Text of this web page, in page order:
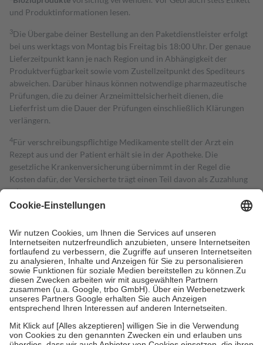
und Produktinformationen lesen.
3Die Übergabe deiner Bestellung an den Paketdienstleister erfolgt
bei uns werktags von Montag bis Freitag bis 18:00 Uhr. Der genaue
Lieferzeitpunkt kann je nach Region und in Abhängigkeit der
Produktverfügbarkeit sowie vom Zustellzeitpunkt des Spediteurs
abweichen. Darüber hinaus können notwendige pharmazeutische
Prüfungen, die zu deiner Arzneimittelsicherheit dienen, die
Lieferfrist um die Dauer der Prüfungen einschließlich Klärungen
verlängern.
4Für verschreibungspflichtige Medikamente stellt der Arzt ein
Rezept aus und der Patient erhält sie in der Apotheke. Die
gesetzliche Krankenversicherung übernimmt in der Regel die
Kosten dafür, der Versicherte trägt einen Teil davon als Zuzahlung
mit.
Grundsätzlich leisten Mitglieder Zuzahlungen in Höhe von zehn
höchstens zehn Euro.
Es sind jedoch nie mehr als die tatsächlichen
Kosten der Leistung zu entrichten.
Diese Regeln gelten grundsätzlich auch für Online-Apotheken.
Bei Heilmitteln und häuslicher Krankenpflege beträgt die
Zuzahlung zehn Prozent der Kosten sowie zehn Euro je
Verordnung.
Um das Engagement der Versicherten für ihre eigene Gesundheit zu
stärken und die besondere Stellung der Familie zu unterstützen,
fallenkeine Zuzahlungenan bei:
• Kindern und Jugendlichen bis zum vollendeten 18. Lebensjahr